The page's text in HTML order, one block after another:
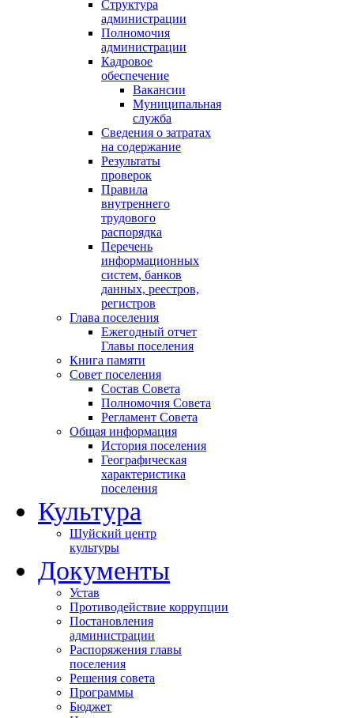
Структура
администрации
Полномочия
администрации
Кадровое
обеспечение
Вакансии
Муниципальная
служба
Сведения о затратах
на содержание
Результаты
проверок
Правила
внутреннего
трудового
распорядка
Перечень
информационных
систем, банков
данных, реестров,
регистров
Глава поселения
Ежегодный отчет
Главы поселения
Книга памяти
Совет поселения
Состав Совета
Полномочия Совета
Регламент Совета
Общая информация
История поселения
Географическая
характеристика
поселения
Культура
Шуйский центр
культуры
Документы
Устав
Противодействие коррупции
Постановления
администрации
Распоряжения главы
поселения
Решения совета
Программы
Бюджет